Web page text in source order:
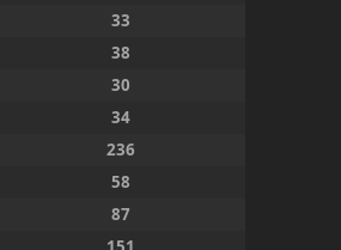
33
38
30
34
236
58
87